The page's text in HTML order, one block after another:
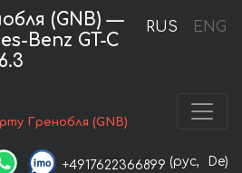
RUS ENG
(GNB) —
Benz GT-C
Гренобля (GNB)
+4917622366899 (рус, De)